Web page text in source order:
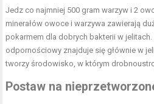
Jedz co najmniej 500 gram warzyw i 2
minerałów owoce i warzywa zawierają
pokarmem dla dobrych bakterii w jelitach.
odpornościowy znajduje się głównie w
tworzy środowisko, w którym
Postaw na